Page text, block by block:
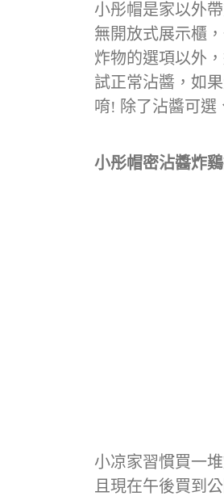
小彤帽是家以外
無開放式展示櫃
炸物的選項以外
試正常沾醬，如
唷! 除了沾醬可選
小彤帽密沾醬炸
小凉家習慣買一
且現在午後買到